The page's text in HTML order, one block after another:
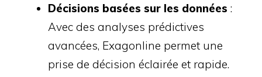
Décisions basées sur les données :
Avec des analyses prédictives
avancées, Exagonline permet une
prise de décision éclairée et rapide.